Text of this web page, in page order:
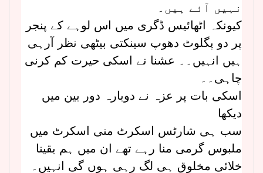
نہیں آئے ہیں۔
کیونکہ اٹھائیس ڈگری میں اس لوہے کے پنجر
پر دو پگلوٹ دھوپ سینکتی بیٹھی نظر آرہی
ہیں انہیں۔۔ عشنا نے اسکی حیرت کم کرنی
چاہی۔۔
اسکی بات پر عزہ نے دوبارہ دور بین میں
دیکھا
سب ہی شارٹس اسکرٹ منی اسکرٹ میں
ملبوس گرمی منا رہے تھے ان میں ہم یقینا
خلائی مخلوق ہی لگ رہی ہوں گی انہیں۔